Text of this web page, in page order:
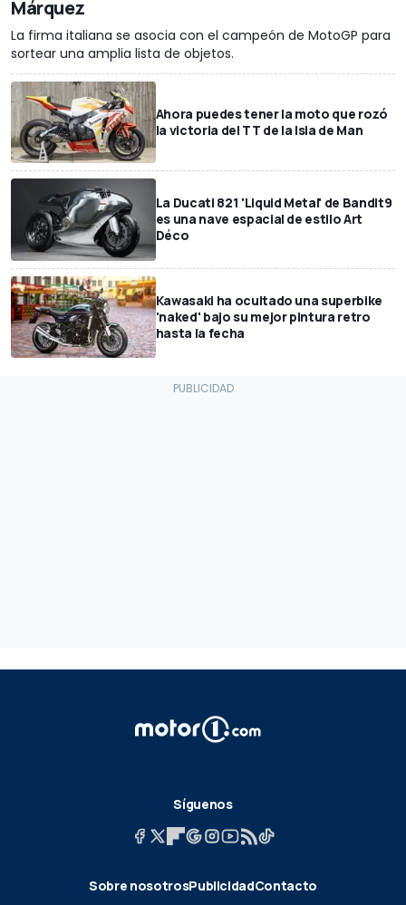
Márquez
La firma italiana se asocia con el campeón de MotoGP para
sortear una amplia lista de objetos.
Ahora puedes tener la moto que rozó
la victoria del TT de la Isla de Man
La Ducati 821 'Liquid Metal' de Bandit9
es una nave espacial de estilo Art
Déco
Kawasaki ha ocultado una superbike
'naked' bajo su mejor pintura retro
hasta la fecha
Síguenos
Sobre nosotrosPublicidadContacto